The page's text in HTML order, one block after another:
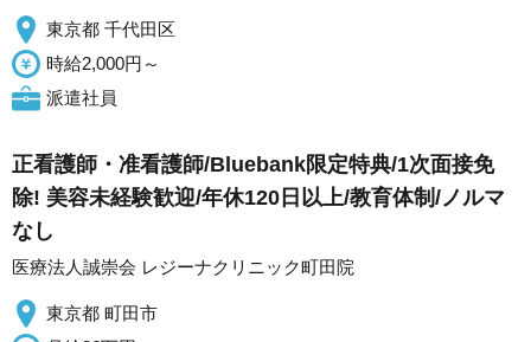
東京都 千代田区
時給2,000円～
派遣社員
正看護師・准看護師/Bluebank限定特典/1次面接免
除! 美容未経験歓迎/年休120日以上/教育体制/ノルマ
なし
医療法人誠崇会 レジーナクリニック町田院
東京都 町田市